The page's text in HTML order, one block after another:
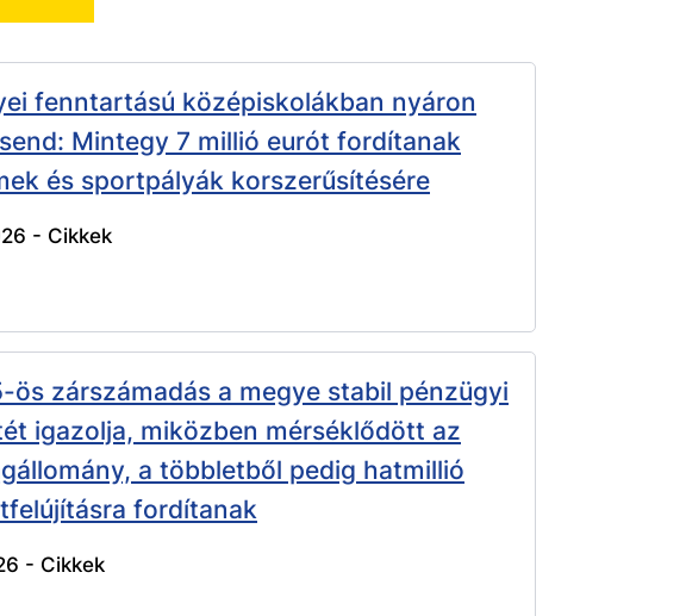
fenntartású középiskolákban nyáron
Mintegy 7 millió eurót fordítanak
és sportpályák korszerűsítésére
- Cikkek
ös zárszámadás a megye stabil pénzügyi
igazolja, miközben mérséklődött az
a többletből pedig hatmillió
fordítanak
- Cikkek